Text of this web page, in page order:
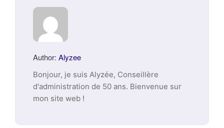
Author: Alyzee
Bonjour, je suis Alyzée, Conseillère
d'administration de 50 ans. Bienvenue sur
mon site web !